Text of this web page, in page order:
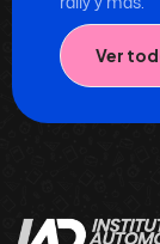
Ver